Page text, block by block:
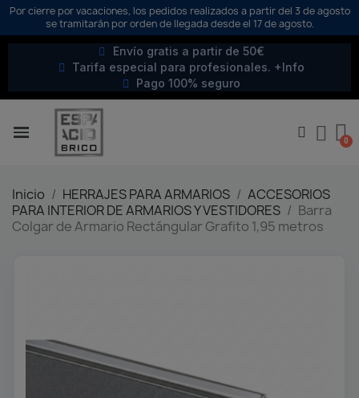
Por cierre por vacaciones, los pedidos realizados a partir del 3 de agosto
se tramitarán por orden de llegada desde el 17 de agosto.
Envío gratis a partir de 50€
Tarifa especial para profesionales. +Info
Pago 100% seguro
Inicio HERRAJES PARA ARMARIOS
ACCESORIOS
PARA INTERIOR DE ARMARIOS Y VESTIDORES
Barra
Colgar de Armario Rectángular Grafito 1,95 metros